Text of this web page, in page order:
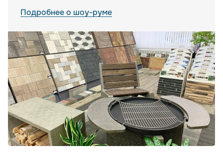
Подробнее о шоу-руме